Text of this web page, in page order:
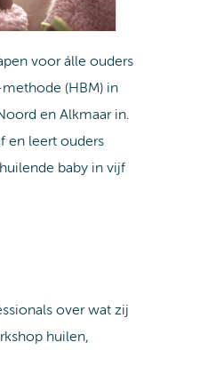
voor álle ouders
(HBM) in
en Alkmaar in.
en leert ouders
baby in vijf
over wat zij
huilen,